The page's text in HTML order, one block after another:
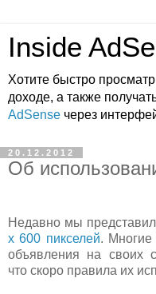
Inside
Хотите быстро
доходе, а также
AdSense через
20.12.2012
Об
Недавно мы
x 600 пикселей. Многие
объявления на своих
что скоро правила их